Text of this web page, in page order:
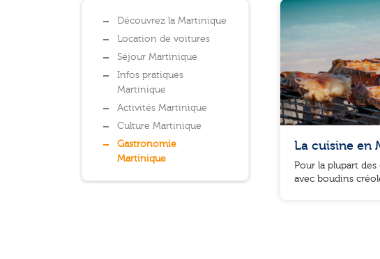
Liste des catégories
Découvrez la Martinique
Location de voitures
Séjour Martinique
Infos pratiques
Martinique
Activités Martinique
Culture Martinique
Gastronomie
Martinique
La cuisine en
Pour la plupart
avec boudins